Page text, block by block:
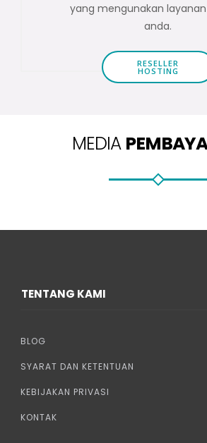
yang mengunakan
anda.
RESELLER
HOSTING
MEDIA
TENTANG KAMI
BLOG
SYARAT DAN KETENTUAN
KEBIJAKAN PRIVASI
KONTAK